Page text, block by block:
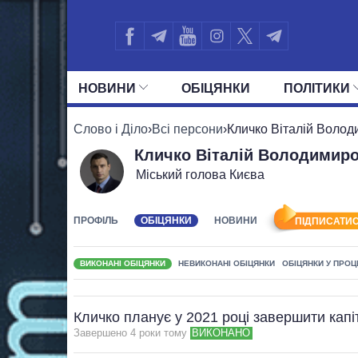
НОВИНИ ОБIЦЯНКИ ПОЛIТИКИ
УСІ ПОЛІТИКИ ПРЕЗИДЕНТ І
Слово і Діло›Всі персони›Кличко Віталій
Кличко Віталій
Міський голова Києва
ПРОФІЛЬ ОБІЦЯНКИ НОВИНИ
ВИКОНАНІ ОБІЦЯНКИ НЕВИКОНАНІ ОБІЦЯНКИ ОБІЦЯНКИ У
Кличко планує у 2021 році завершити
Завершено 4 роки тому ВИКОНАНО